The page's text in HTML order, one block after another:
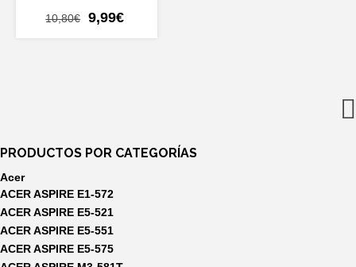
10,80€
El
9,99€
PRODUCTOS POR CATEGORÍAS
Acer
ACER ASPIRE E1-572
ACER ASPIRE E5-521
ACER ASPIRE E5-551
ACER ASPIRE E5-575